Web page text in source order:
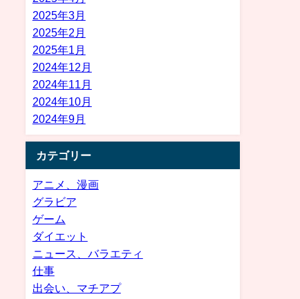
2025年3月
2025年2月
2025年1月
2024年12月
2024年11月
2024年10月
2024年9月
カテゴリー
アニメ、漫画
グラビア
ゲーム
ダイエット
ニュース、バラエティ
仕事
出会い、マチアプ